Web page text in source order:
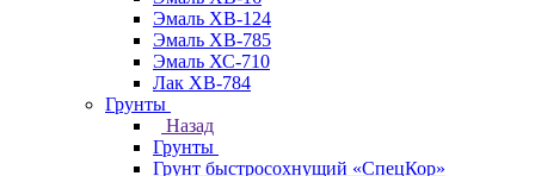
Эмаль ХВ-124
Эмаль ХВ-785
Эмаль ХС-710
Лак ХВ-784
Грунты
Назад
Грунты
Грунт быстросохнущий «СпецКор»